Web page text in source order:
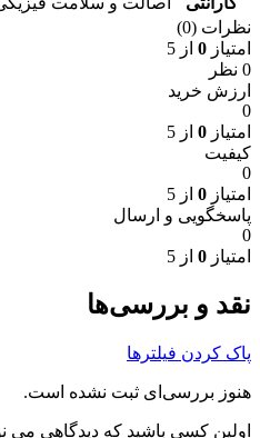
نظرات (0)
امتیاز 0 از 5
0 نظر
ارزش خرید
0
امتیاز 0 از 5
کیفیت
0
امتیاز 0 از 5
پاسخگویی و ارسال
0
امتیاز 0 از 5
نقد و بررسی‌ها
پاک کردن فیلترها
هنوز بررسی‌ای ثبت نشده است.
اولین کسی باشید که دیدگاهی می